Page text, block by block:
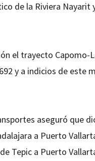
de la Riviera Nayarit
el trayecto
y a indicios de
aseguró que
a Puerto
Tepic a Puerto